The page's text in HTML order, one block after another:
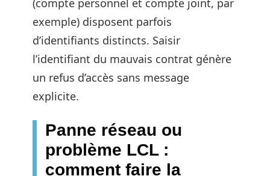
(compte personnel et compte joint, par
exemple) disposent parfois
d’identifiants distincts. Saisir
l’identifiant du mauvais contrat génère
un refus d’accès sans message
explicite.
Panne réseau ou
problème LCL :
comment faire la